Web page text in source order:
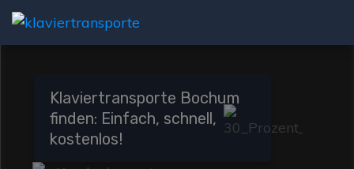
Klaviertransporte Bochum
finden: Einfach, schnell,
kostenlos!